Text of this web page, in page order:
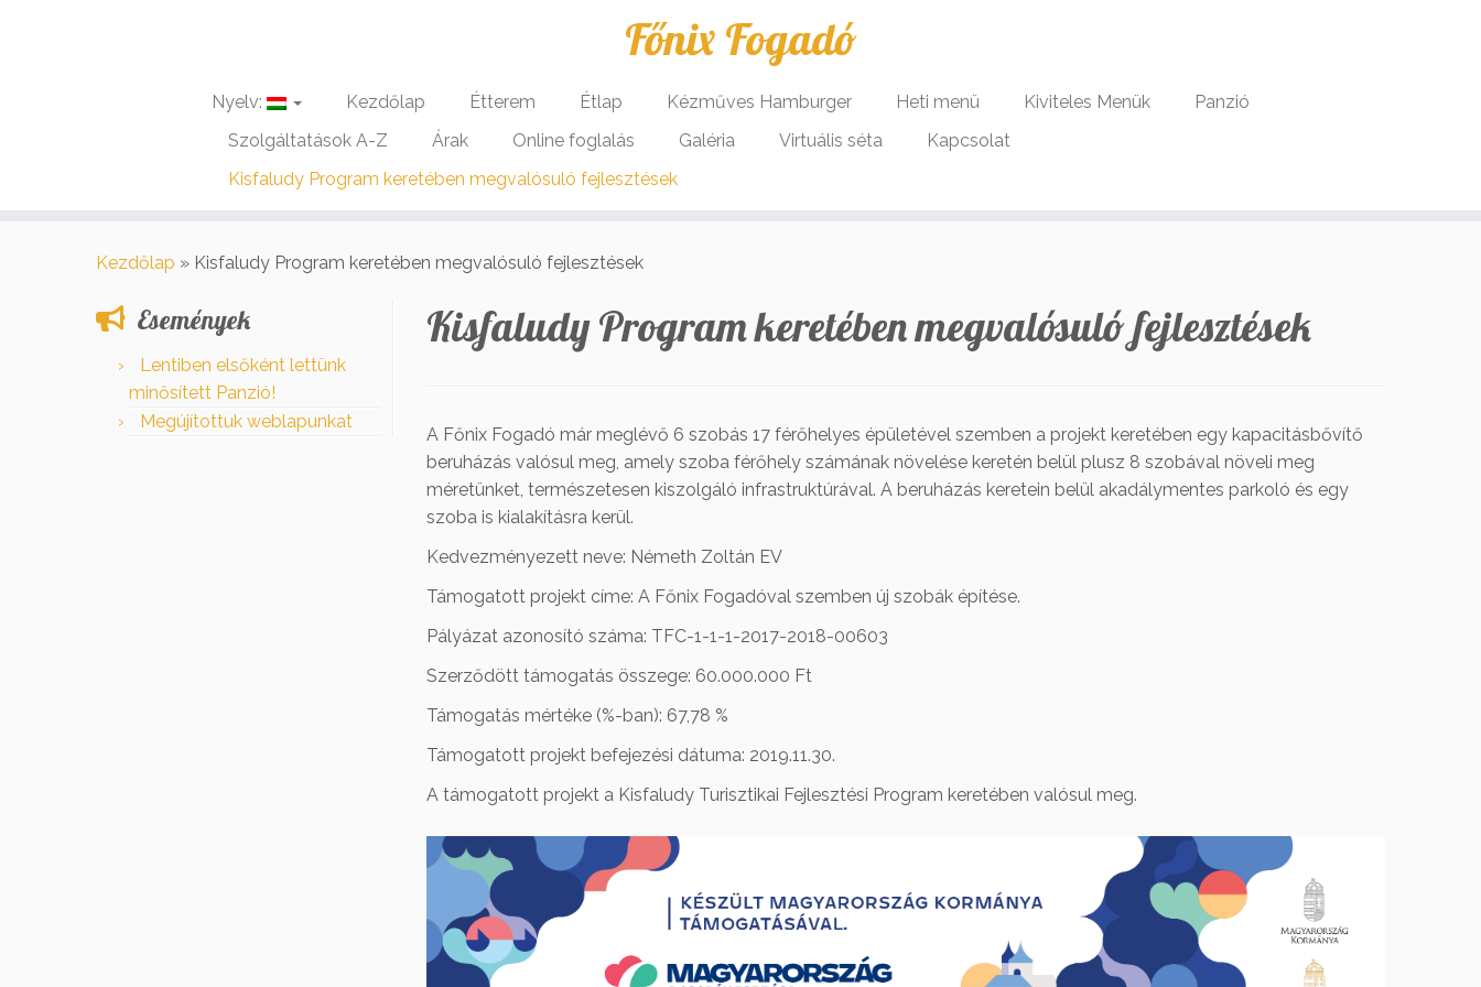
Főnix Fogadó
Nyelv: Kezdőlap Étterem Étlap Kézműves Hamburger Heti menü Kiviteles Menük
Panzió
Szolgáltatások A-Z
Árak Online foglalás Galéria Virtuális séta
Kapcsolat
Kisfaludy Program keretében megvalósuló fejlesztések
Kezdőlap » Kisfaludy Program keretében megvalósuló fejlesztések
Események
Lentiben elsőként lettünk
minősített Panzió!
Megújítottuk weblapunkat
Kisfaludy Program keretében megvalósuló fejlesztések
A Főnix Fogadó már meglévő 6 szobás 17 férőhelyes épületével szemben a projekt keretében egy kapacitásbővítő
beruházás valósul meg, amely szoba férőhely számának növelése keretén belül plusz 8 szobával növeli meg
méretünket, természetesen kiszolgáló infrastruktúrával. A beruházás keretein belül akadálymentes parkoló és egy
szoba is kialakításra kerül.
Kedvezményezett neve: Németh Zoltán EV
Támogatott projekt címe: A Főnix Fogadóval szemben új szobák építése.
Pályázat azonosító száma: TFC-1-1-1-2017-2018-00603
Szerződött támogatás összege: 60.000.000 Ft
Támogatás mértéke (%-ban): 67,78 %
Támogatott projekt befejezési dátuma: 2019.11.30.
A támogatott projekt a Kisfaludy Turisztikai Fejlesztési Program keretében valósul meg.